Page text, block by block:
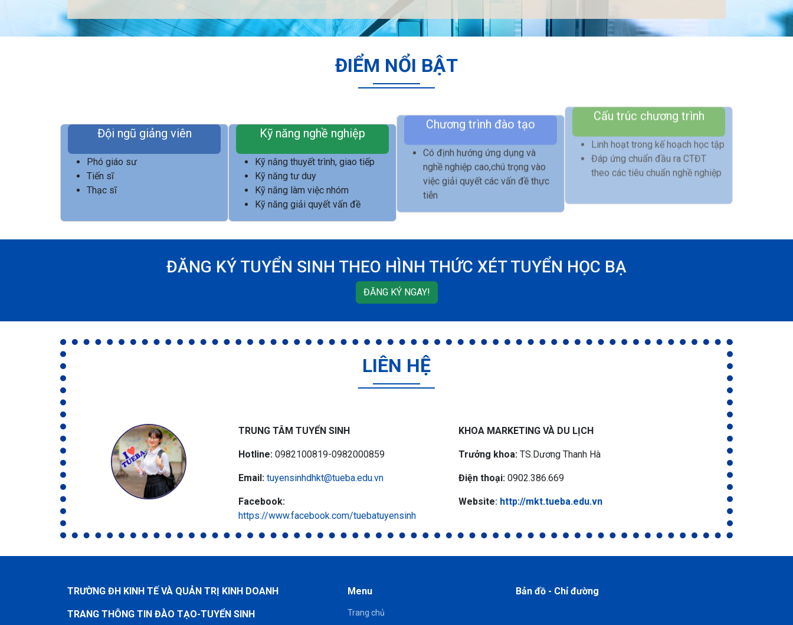
ĐIỂM NỔI BẬT
Đội ngũ giảng viên
Phó giáo sư
Tiến sĩ
Thạc sĩ
Kỹ năng nghề nghiệp
Kỹ năng thuyết trình, giao tiếp
Kỹ năng tư duy
Kỹ năng làm việc nhóm
Kỹ năng giải quyết vấn đề
Chương trình đào tạo
Có định hướng ứng dụng và
nghề nghiệp cao,chú trọng vào
việc giải quyết các vấn đề thực
Cấu trúc chương trình
Linh hoạt trong kế hoạch học tập
Đáp ứng chuẩn đầu ra CTĐT
ĐĂNG KÝ TUYỂN SINH THEO HÌNH THỨC XÉT TUYỂN HỌC BẠ
ĐĂNG KÝ NGAY!
LIÊN HỆ
TRUNG TÂM TUYỂN SINH
Hotline: 0982100819-0982000859
Email: tuyensinhdhkt@tueba.edu.vn
Facebook:
https://www.facebook.com/tuebatuyensinh
KHOA MARKETING VÀ DU LỊCH
Trưởng khoa:TS.Dương Thanh Hà
Điện thoại:0902.386.669
Website: http://mkt.tueba.edu.vn
TRƯỜNG ĐH KINH TẾ VÀ QUẢN TRỊ KINH DOANH
TRANG THÔNG TIN ĐÀO TẠO-TUYỂN SINH
Menu
Trang chủ
Bản đồ - Chỉ đường